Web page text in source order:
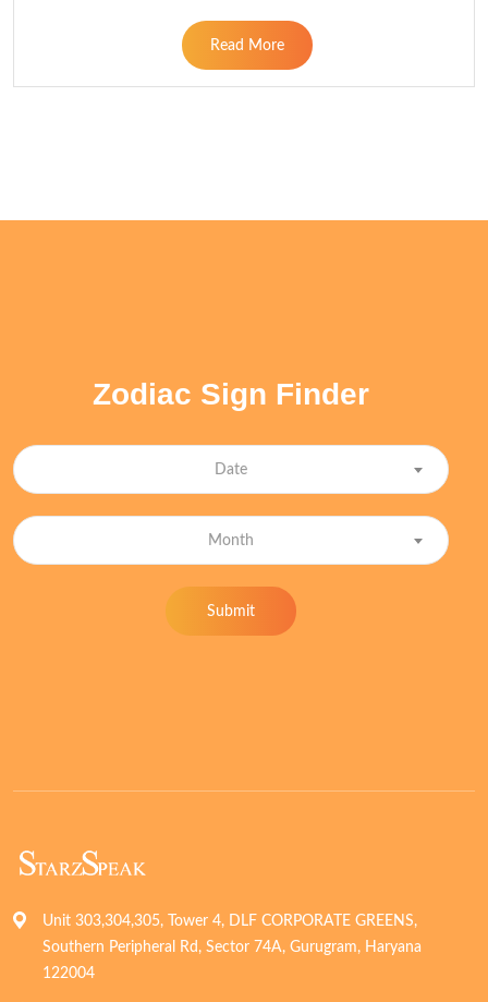
Read More
Zodiac Sign Finder
Date
Month
Submit
Unit 303,304,305, Tower 4, DLF CORPORATE GREENS,
Southern Peripheral Rd, Sector 74A, Gurugram, Haryana
122004